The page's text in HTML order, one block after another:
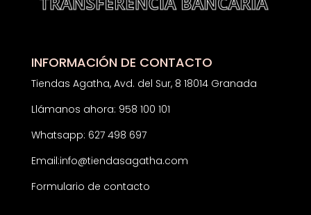
INFORMACIÓN DE CONTACTO
Tiendas Agatha, Avd. del Sur, 8 18014 Granada
Llámanos ahora: 958 100 101
Whatsapp: 627 498 697
Email:info@tiendasagatha.com
Formulario de contacto